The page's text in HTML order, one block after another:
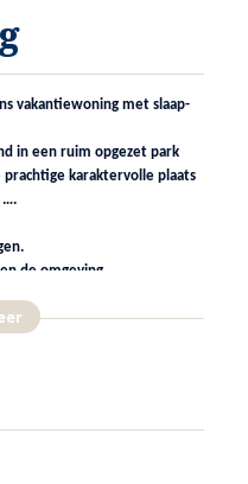
vakantiewoning met slaap-
in een ruim opgezet park
karaktervolle plaats
….
de omgeving……
u financieel voordeel bij de